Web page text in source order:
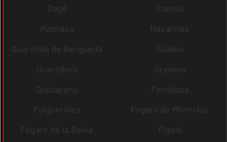
Bagà
Cabrils
Manresa
Navarcles
Guardiola de Berguedà
Gualba
Granollers
Granera
Gisclareny
Fonollosa
Folgueroles
Fogars de Montclús
Fogars de la Selva
Fígols